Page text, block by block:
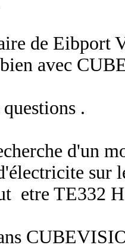
de Eibport
avec
.
d'un
sur
etre TE332
dans